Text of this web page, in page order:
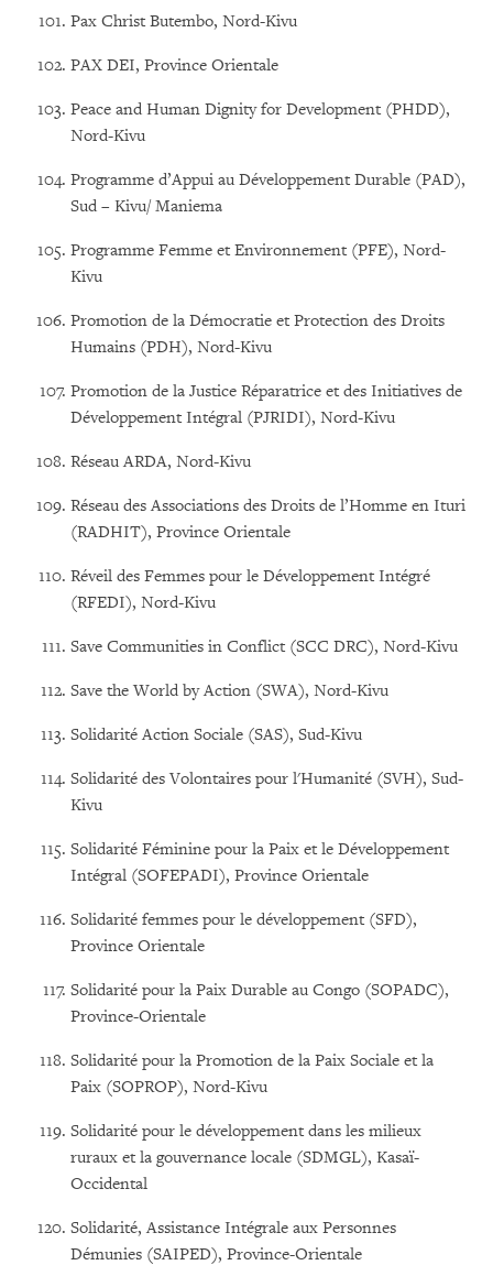
Pax Christ Butembo, Nord-Kivu
PAX DEI, Province Orientale
Peace and Human Dignity for Development (PHDD),
Nord-Kivu
Programme d’Appui au Développement Durable (PAD),
Sud – Kivu/ Maniema
Programme Femme et Environnement (PFE), Nord-
Kivu
Promotion de la Démocratie et Protection des Droits
Humains (PDH), Nord-Kivu
Promotion de la Justice Réparatrice et des Initiatives de
Développement Intégral (PJRIDI), Nord-Kivu
Réseau ARDA, Nord-Kivu
Réseau des Associations des Droits de l’Homme en Ituri
(RADHIT), Province Orientale
Réveil des Femmes pour le Développement Intégré
(RFEDI), Nord-Kivu
Save Communities in Conflict (SCC DRC), Nord-Kivu
Save the World by Action (SWA), Nord-Kivu
Solidarité Action Sociale (SAS), Sud-Kivu
Solidarité des Volontaires pour l'Humanité (SVH), Sud-
Kivu
Solidarité Féminine pour la Paix et le Développement
Intégral (SOFEPADI), Province Orientale
Solidarité femmes pour le développement (SFD),
Province Orientale
Solidarité pour la Paix Durable au Congo (SOPADC),
Province-Orientale
Solidarité pour la Promotion de la Paix Sociale et la
Paix (SOPROP), Nord-Kivu
Solidarité pour le développement dans les milieux
ruraux et la gouvernance locale (SDMGL), Kasaï-
Occidental
Solidarité, Assistance Intégrale aux Personnes
Démunies (SAIPED), Province-Orientale